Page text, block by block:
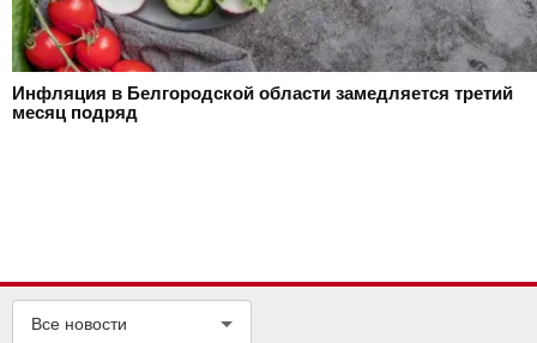
Инфляция в Белгородской области замедляется третий
месяц подряд
Все новости